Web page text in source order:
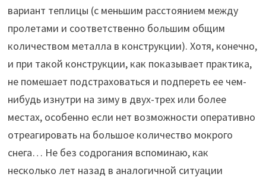
вариант теплицы (с меньшим расстоянием между
пролетами и соответственно большим общим
количеством металла в конструкции). Хотя, конечно,
и при такой конструкции, как показывает практика,
не помешает подстраховаться и подпереть ее чем-
нибудь изнутри на зиму в двух-трех или более
местах, особенно если нет возможности оперативно
отреагировать на большое количество мокрого
снега… Не без содрогания вспоминаю, как
несколько лет назад в аналогичной ситуации